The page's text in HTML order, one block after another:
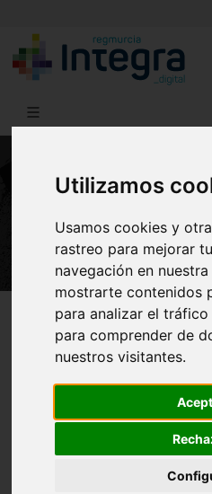
Utilizamos
Usamos cookies y
rastreo para mejorar
navegación en
mostrarte contenidos
para analizar el
para comprender de
nuestros visitantes.
Monasterio de
Región de Murcia Digital
Personajes e Historia